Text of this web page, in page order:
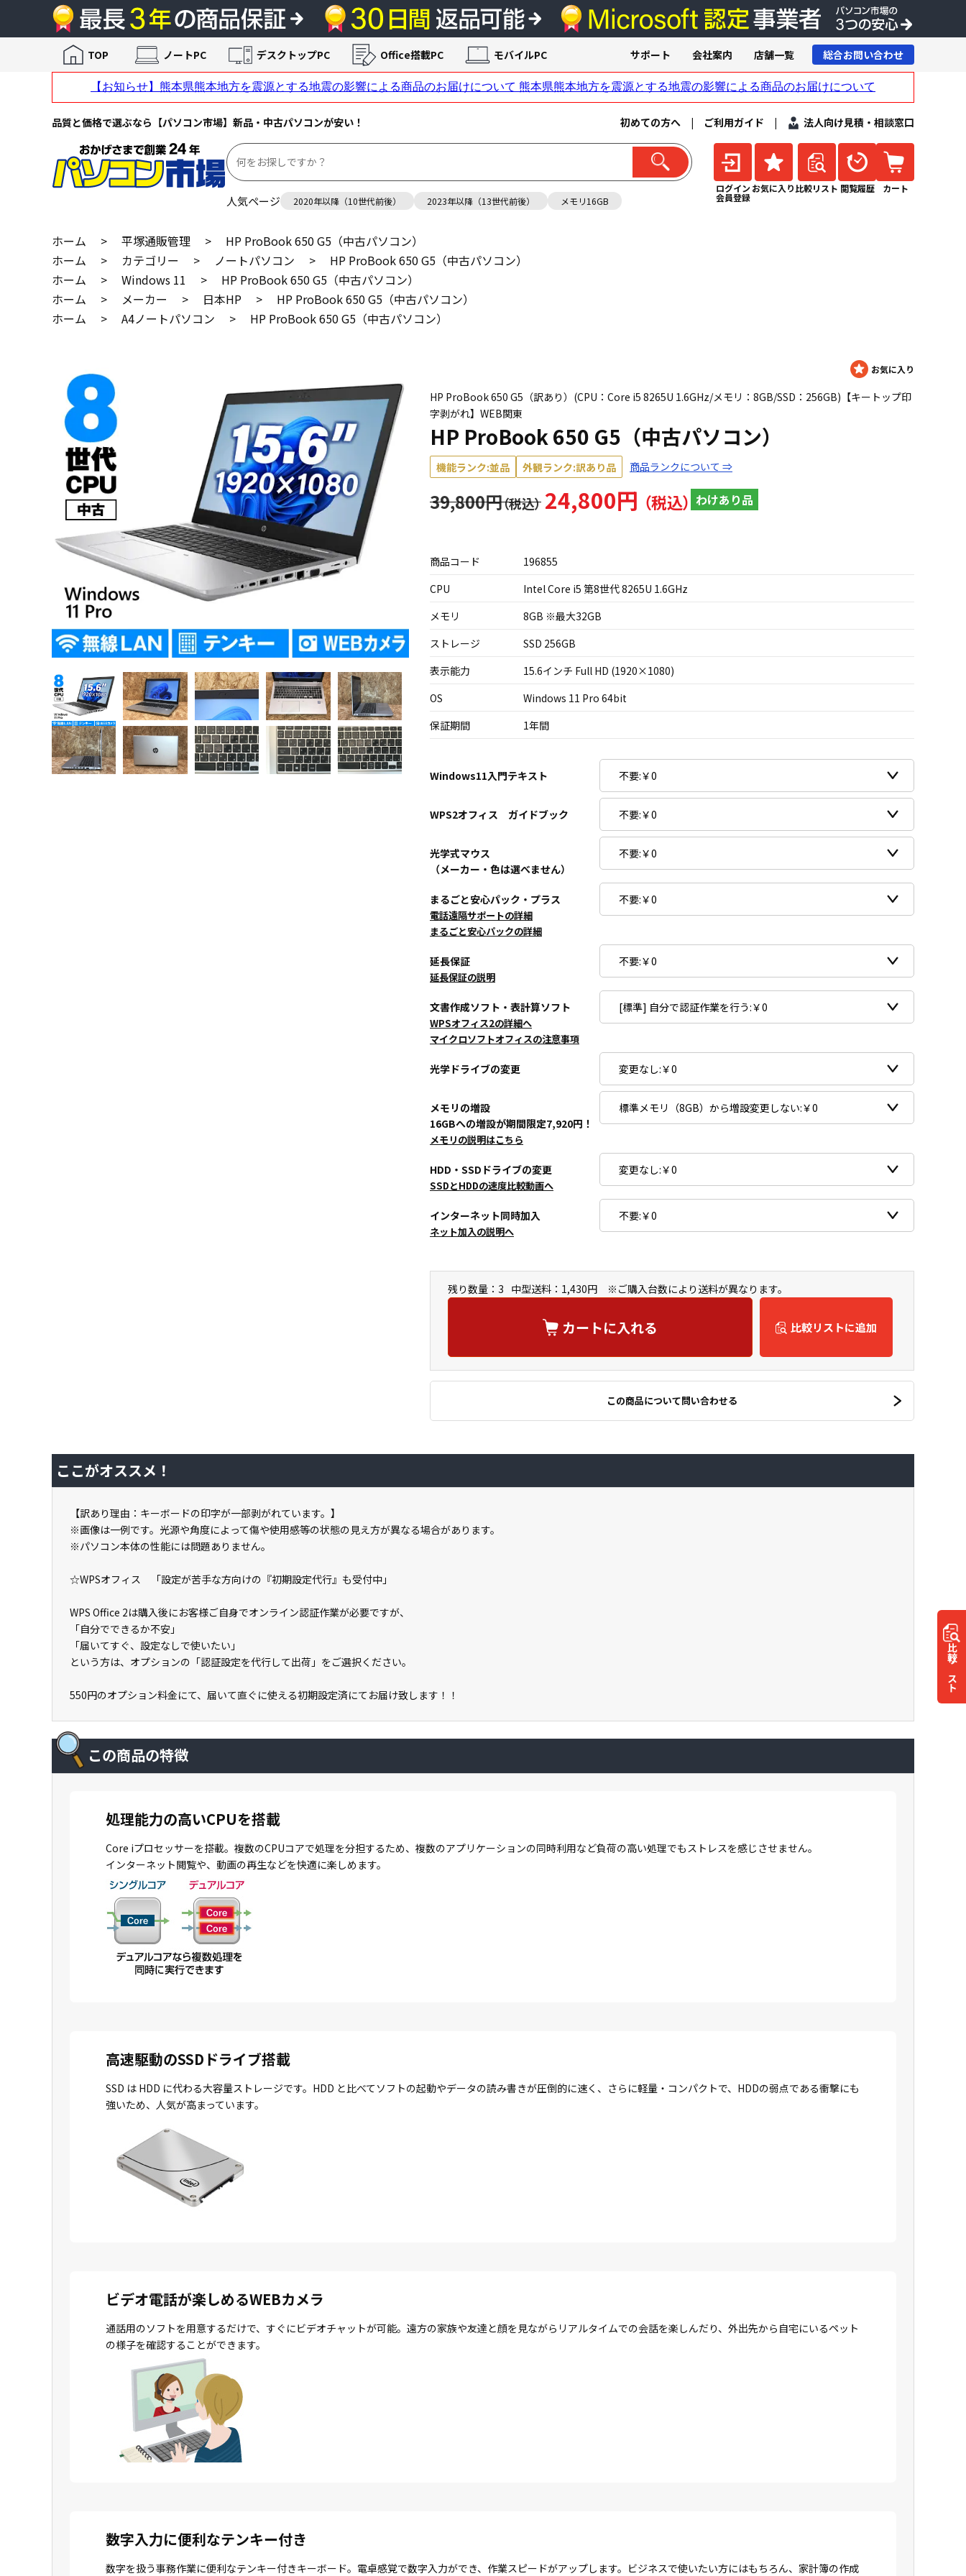
品質と価格で選ぶなら【パソコン市場】新品・中古パソコンが安い！ 初めての方へ | ご利用ガイド | 法人向け見積・相談窓口
人気ページ 2020年以降（10世代前後） 2023年以降（13世代前後） メモリ16GB
ログイン
会員登録
お気に入り 比較リスト 閲覧履歴 カート
TOP ノートPC デスクトップPC Office搭載PC モバイルPC サポート 会社案内 店舗一覧 総合お問い合わせ
ホーム > 平塚通販管理 >
HP ProBook 650 G5（中古パソコン）
ホーム
> カテゴリー > ノートパソコン >
HP ProBook 650 G5（中古パソコン）
ホーム
> Windows 11 >
HP ProBook 650 G5（中古パソコン）
ホーム
> メーカー > 日本HP >
HP ProBook 650 G5（中古パソコン）
ホーム
> A4ノートパソコン > HP ProBook 650 G5（中古パソコン）
HP ProBook 650 G5（訳あり）(CPU：Core i5 8265U 1.6GHz/メモリ：8GB/SSD：256GB)【キートップ印
字剥がれ】WEB関東
HP ProBook 650 G5（中古パソコン）
機能ランク:並品 外観ランク:訳あり品 商品ランクについて ⇒
24,800円 わけあり品
39,800円
商品コード
196855
CPU
Intel Core i5 第8世代 8265U 1.6GHz
メモリ
8GB ※最大32GB
ストレージ
SSD 256GB
表示能力
15.6インチ Full HD (1920×1080)
OS
Windows 11 Pro 64bit
保証期間
1年間
Windows11入門テキスト
WPS2オフィス ガイドブック
光学式マウス
（メーカー・色は選べません）
まるごと安心パック・プラス
電話遠隔サポートの詳細
まるごと安心パックの詳細
延長保証
延長保証の説明
文書作成ソフト・表計算ソフト
WPSオフィス2の詳細へ
マイクロソフトオフィスの注意事項
光学ドライブの変更
メモリの増設
16GBへの増設が期間限定7,920円！
メモリの説明はこちら
HDD・SSDドライブの変更
SSDとHDDの速度比較動画へ
インターネット同時加入
ネット加入の説明へ
残り数量：3 中型送料：1,430円 ※ご購入台数により送料が異なります。
カートに入れる 比較リストに追加
この商品について問い合わせる
比較
リスト
ここがオススメ！
【訳あり理由：キーボードの印字が一部剥がれています。】
※画像は一例です。光源や角度によって傷や使用感等の状態の見え方が異なる場合があります。
※パソコン本体の性能には問題ありません。
☆WPSオフィス 「設定が苦手な方向けの『初期設定代行』も受付中」
WPS Office 2は購入後にお客様ご自身でオンライン認証作業が必要ですが、
「自分でできるか不安」
「届いてすぐ、設定なしで使いたい」
という方は、オプションの「認証設定を代行して出荷」をご選択ください。
550円のオプション料金にて、届いて直ぐに使える初期設定済にてお届け致します！！
この商品の特徴
処理能力の高いCPUを搭載
Core iプロセッサーを搭載。複数のCPUコアで処理を分担するため、複数のアプリケーションの同時利用など負荷の高い処理でもストレスを感じさせません。
インターネット閲覧や、動画の再生などを快適に楽しめます。
高速駆動のSSDドライブ搭載
SSD は HDD に代わる大容量ストレージです。HDD と比べてソフトの起動やデータの読み書きが圧倒的に速く、さらに軽量・コンパクトで、HDDの弱点である衝撃にも
強いため、人気が高まっています。
ビデオ電話が楽しめるWEBカメラ
通話用のソフトを用意するだけで、すぐにビデオチャットが可能。遠方の家族や友達と顔を見ながらリアルタイムでの会話を楽しんだり、外出先から自宅にいるペット
の様子を確認することができます。
数字入力に便利なテンキー付き
数字を扱う事務作業に便利なテンキー付きキーボード。電卓感覚で数字入力ができ、作業スピードがアップします。ビジネスで使いたい方にはもちろん、家計簿の作成